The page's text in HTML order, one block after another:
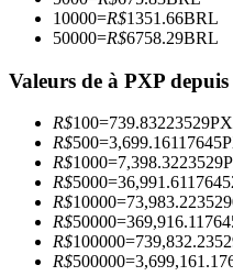
Profitez du partage des
trading
Information
10000=R$1351.66BRL
50000=R$6758.29BRL
Valeurs de à PXP
R$100=739.83223529
R$500=3,699.16117645
R$1000=7,398.3223529
R$5000=
R$10000=
R$50000=
R$100000=
R$500000=